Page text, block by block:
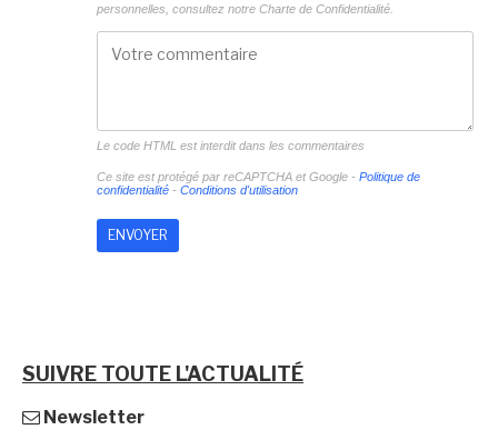
personnelles, consultez notre Charte de Confidentialité.
Le code HTML est interdit dans les commentaires
Ce site est protégé par reCAPTCHA et Google - Politique de
confidentialité- Conditions d'utilisation
SUIVRE TOUTE L'ACTUALITÉ
Newsletter